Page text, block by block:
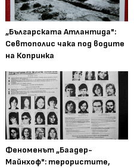
„Българската Атлантида":
Севтополис чака под водите
на Копринка
Феноменът „Баадер-
Майнхоф": терористите,